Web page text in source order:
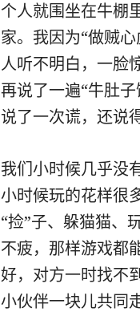
个人就围坐在牛棚
家。我因为“做贼
人听不明白，一脸
再说了一遍“牛肚
说了一次谎，还说
我们小时候几乎没
小时候玩的花样很
“捡”子、躲猫猫、
不疲，那样游戏都
好，对方一时找不
小伙伴一块儿共同